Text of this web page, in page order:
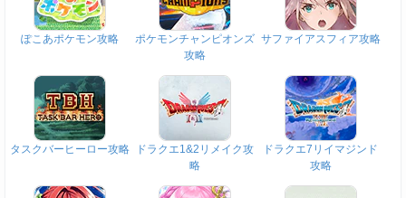
ぽこあポケモン攻略
ポケモンチャンピオンズ
攻略
サファイアスフィア攻略
タスクバーヒーロー攻略
ドラクエ1&2リメイク攻
略
ドラクエ7リイマジンド
攻略